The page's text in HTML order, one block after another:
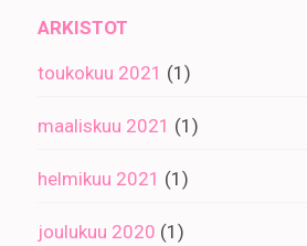
ARKISTOT
toukokuu 2021 (1)
maaliskuu 2021 (1)
helmikuu 2021 (1)
joulukuu 2020 (1)